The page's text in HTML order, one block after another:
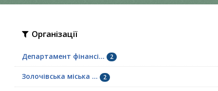
Організації
Департамент фінансі... 2
Золочівська міська ... 2